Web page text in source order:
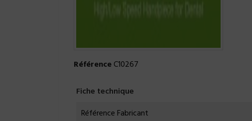
RéférenceC10267
Fiche technique
Référence Fabricant